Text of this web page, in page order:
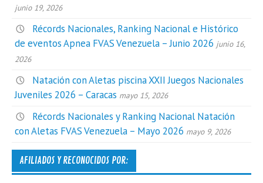
junio 19, 2026
Récords Nacionales, Ranking Nacional e Histórico
de eventos Apnea FVAS Venezuela – Junio 2026 junio 16,
2026
Natación con Aletas piscina XXII Juegos Nacionales
Juveniles 2026 – Caracas mayo 15, 2026
Récords Nacionales y Ranking Nacional Natación
con Aletas FVAS Venezuela – Mayo 2026 mayo 9, 2026
AFILIADOS Y RECONOCIDOS POR: